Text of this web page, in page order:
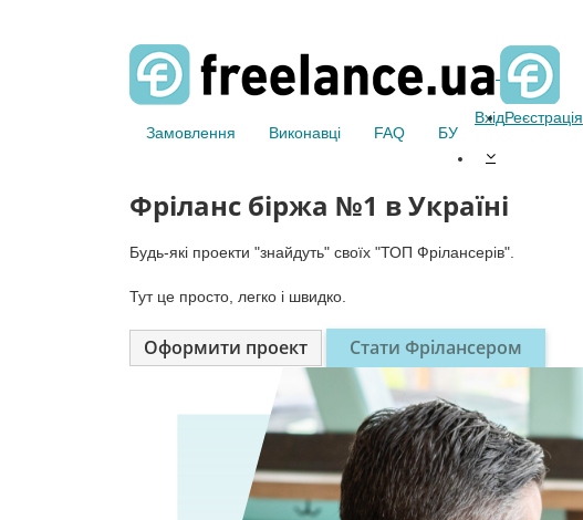
Замовлення Виконавці FAQ БУ
ВхідРеєстрація
Фріланс біржа №1 в Україні
Будь-які проекти "знайдуть" своїх "ТОП Фрілансерів".
Тут це просто, легко і швидко.
Оформити проект Стати Фрілансером